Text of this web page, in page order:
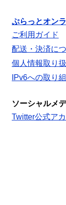
ぷらっとオン
ご利用ガイド
配送・決済に
個人情報取り
IPv6への取り
ソーシャルメ
Twitter公式ア